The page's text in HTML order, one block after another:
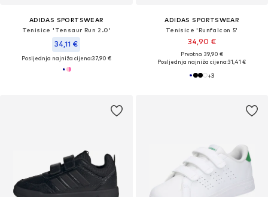
ADIDAS SPORTSWEAR
Tenisice 'Tensaur Run 2.0'
34,11 €
Posljednja najniža cijena:37,90 €
ADIDAS SPORTSWEAR
Tenisice 'Runfalcon 5'
34,90 €
Prvotno: 39,90 €
Posljednja najniža cijena:31,41 €
+3